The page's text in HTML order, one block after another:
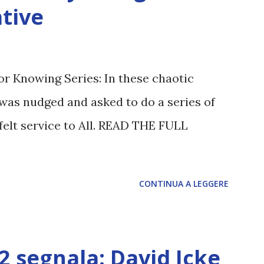
Knowing Series: In these chaotic
nudged and asked to do a series of
service to All. READ THE FULL
CONTINUA A LEGGERE
segnala: David Icke